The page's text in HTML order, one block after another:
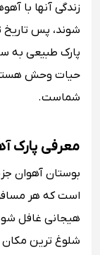
زندگی آنها با
شوند، پس
حیات وحش
شماست.
معرفی پارک
بوستان آهوان
است که هر
هیجانی غافل
شلوغ ‌ترین